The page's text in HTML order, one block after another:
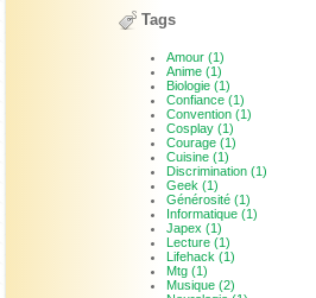
Tags
Amour (1)
Anime (1)
Biologie (1)
Confiance (1)
Convention (1)
Cosplay (1)
Courage (1)
Cuisine (1)
Discrimination (1)
Geek (1)
Générosité (1)
Informatique (1)
Japex (1)
Lecture (1)
Lifehack (1)
Mtg (1)
Musique (2)